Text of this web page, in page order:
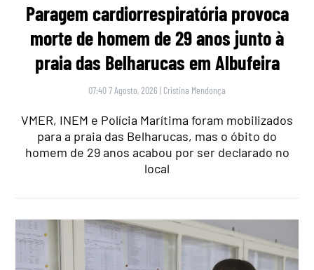
Paragem cardiorrespiratória provoca
morte de homem de 29 anos junto à
praia das Belharucas em Albufeira
07:40 7 Agosto, 2026 | Cristina Mendonça
VMER, INEM e Polícia Marítima foram mobilizados
para a praia das Belharucas, mas o óbito do
homem de 29 anos acabou por ser declarado no
local